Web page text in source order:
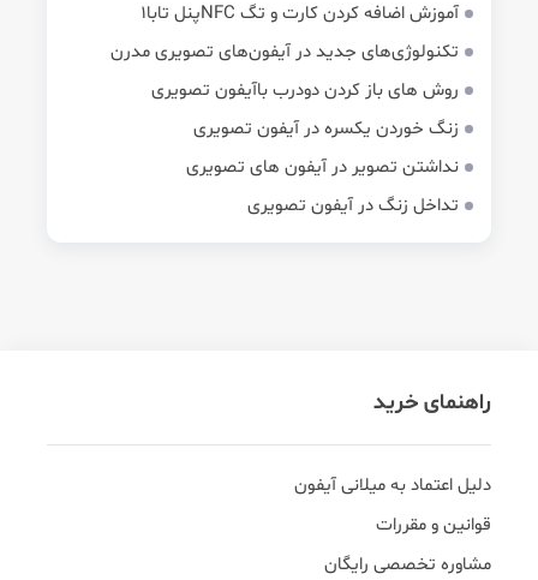
آموزش اضافه کردن کارت و تگ NFCپنل تابا1
تکنولوژی‌های جدید در آیفون‌های تصویری مدرن
روش های باز کردن دودرب باآیفون تصویری
زنگ خوردن یکسره در آیفون تصویری
نداشتن تصویر در آیفون های تصویری
تداخل زنگ در آیفون تصویری
راهنمای خرید
دلیل اعتماد به میلانی آیفون
قوانین و مقررات
مشاوره تخصصی رایگان